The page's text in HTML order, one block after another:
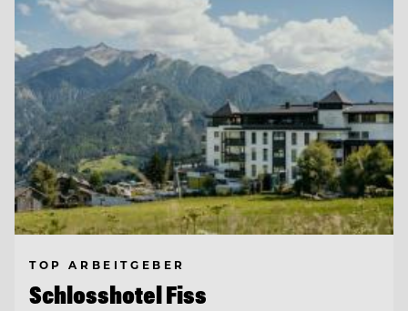
TOP ARBEITGEBER
Schlosshotel Fiss